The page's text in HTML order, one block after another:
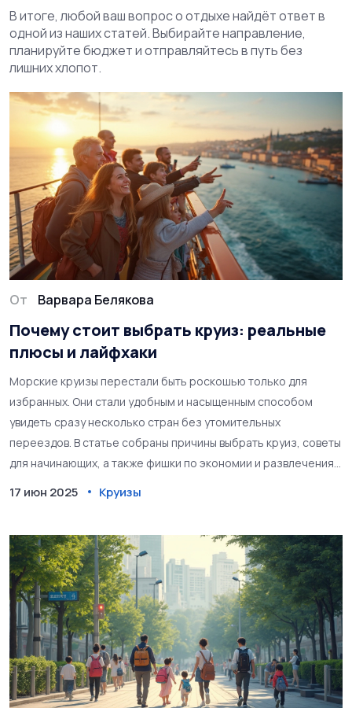
В итоге, любой ваш вопрос о отдыхе найдёт ответ в
одной из наших статей. Выбирайте направление,
планируйте бюджет и отправляйтесь в путь без
лишних хлопот.
От Варвара Белякова
Почему стоит выбрать круиз: реальные
плюсы и лайфхаки
Морские круизы перестали быть роскошью только для
избранных. Они стали удобным и насыщенным способом
увидеть сразу несколько стран без утомительных
переездов. В статье собраны причины выбрать круиз, советы
для начинающих, а также фишки по экономии и развлечениям
идеальным отдыхом даже для тех, кто боится скуки или
17 июн 2025 Круизы